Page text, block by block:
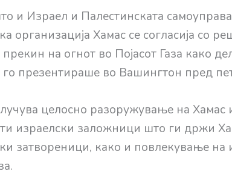
и Израел и Палестинската
организација Хамас се согласија со
на огнот во Појасот Газа како
презентираше во Вашингтон пред
целосно разоружување на Хамас
израелски заложници што ги држи
затвореници, како и повлекување на